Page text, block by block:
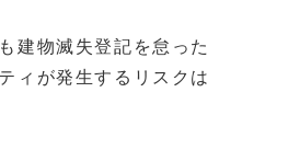
建物滅失登記を怠った
ィが発生するリスクは